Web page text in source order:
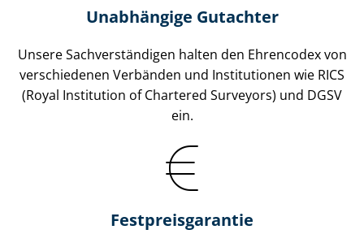
Unabhängige Gutachter
Unsere Sach­ver­stän­di­gen halten den Ehrencodex von
verschiedenen Verbänden und Institutionen wie RICS
(Royal Institution of Chartered Surveyors) und DGSV
ein.
Festpreis​garantie